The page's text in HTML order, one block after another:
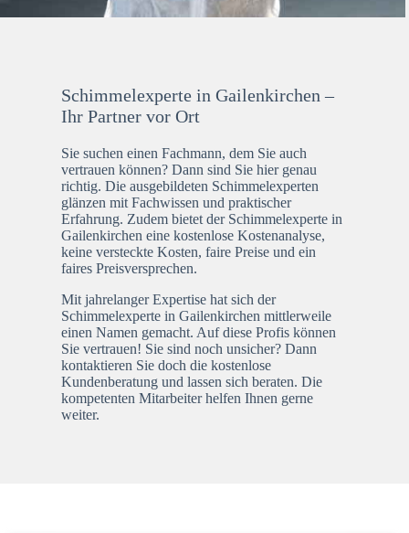
Schimmelexperte in Gailenkirchen –
Ihr Partner vor Ort
Sie suchen einen Fachmann, dem Sie auch
vertrauen können? Dann sind Sie hier genau
richtig. Die ausgebildeten Schimmelexperten
glänzen mit Fachwissen und praktischer
Erfahrung. Zudem bietet der Schimmelexperte in
Gailenkirchen eine kostenlose Kostenanalyse,
keine versteckte Kosten, faire Preise und ein
faires Preisversprechen.
Mit jahrelanger Expertise hat sich der
Schimmelexperte in Gailenkirchen mittlerweile
einen Namen gemacht. Auf diese Profis können
Sie vertrauen! Sie sind noch unsicher? Dann
kontaktieren Sie doch die kostenlose
Kundenberatung und lassen sich beraten. Die
kompetenten Mitarbeiter helfen Ihnen gerne
weiter.